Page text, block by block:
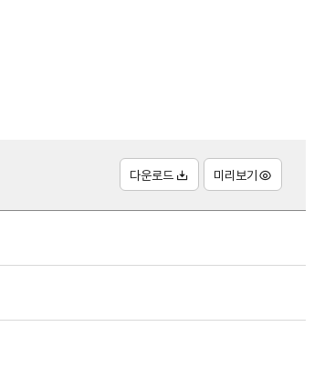
다운로드 미리보기